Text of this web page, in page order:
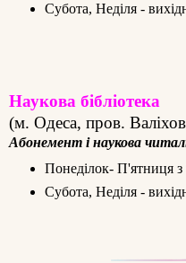
Субота, Неділя -
Наукова бібліотека
(м. Одеса, пров.
Абонемент і наукова
Понеділок- П'ятниця з
Субота, Неділя -